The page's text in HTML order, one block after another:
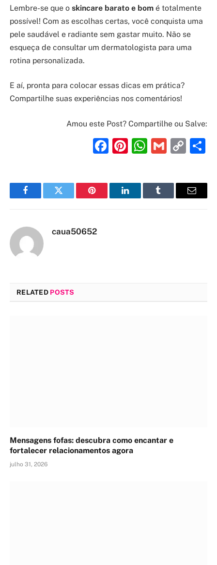
Lembre-se que o skincare barato e bom é totalmente
possível! Com as escolhas certas, você conquista uma
pele saudável e radiante sem gastar muito. Não se
esqueça de consultar um dermatologista para uma
rotina personalizada.
E aí, pronta para colocar essas dicas em prática?
Compartilhe suas experiências nos comentários!
Amou este Post? Compartilhe ou Salve:
Facebook
Pinterest
Gmail
FacebookTwitter Pinterest LinkedInTumblr Email
caua50652
RELATED POSTS
Mensagens fofas: descubra como encantar e
fortalecer relacionamentos agora
julho 31, 2026